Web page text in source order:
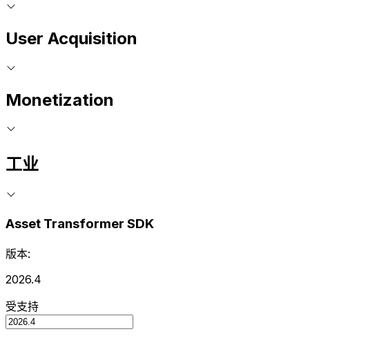
User Acquisition
Monetization
工业
Asset Transformer SDK
版本:
2026.4
受支持